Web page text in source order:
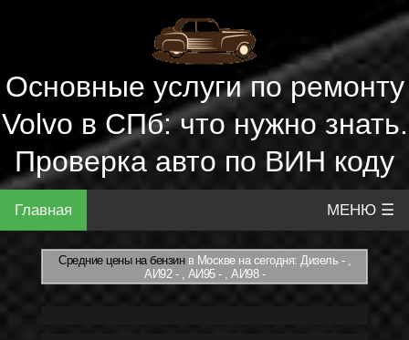
Основные услуги по ремонту
Volvo в СПб: что нужно знать.
Проверка авто по ВИН коду
Главная МЕНЮ ☰
Средние цены на бензинв Москве на сегодня: Дизель - ,
АИ92 - , АИ95 - , АИ98 -